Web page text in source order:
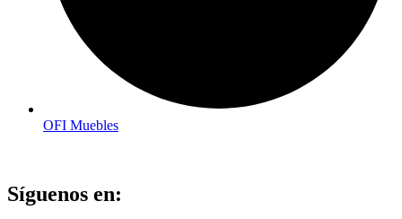
OFI Muebles
Síguenos en: